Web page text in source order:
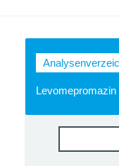
Levomepromazin